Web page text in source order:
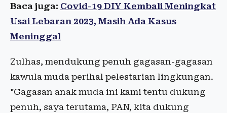
Baca juga: Covid-19 DIY Kembali Meningkat
Usai Lebaran 2023, Masih Ada Kasus
Meninggal
Zulhas, mendukung penuh gagasan-gagasan
kawula muda perihal pelestarian lingkungan.
"Gagasan anak muda ini kami tentu dukung
penuh, saya terutama, PAN, kita dukung